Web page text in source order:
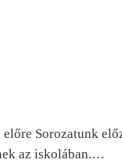
Sorozatunk
az iskolában.…